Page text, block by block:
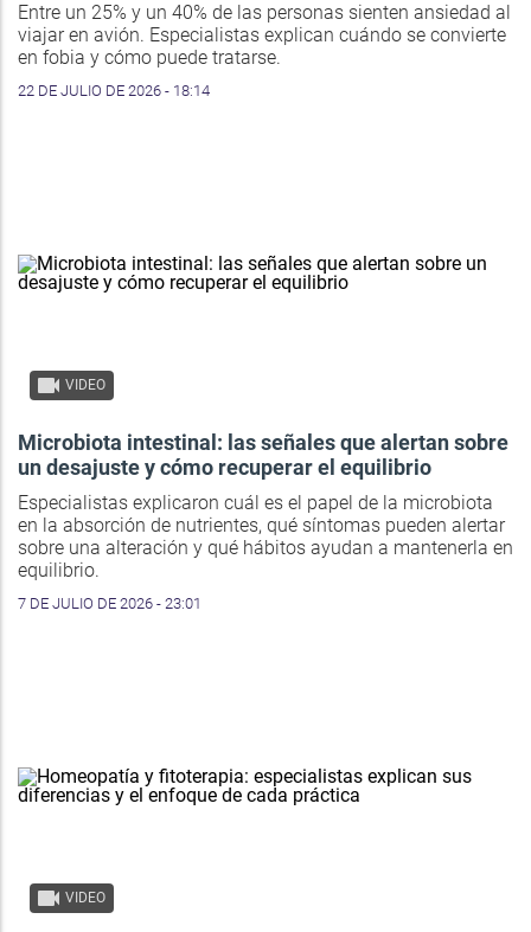
Entre un 25% y un 40% de las personas sienten ansiedad al
viajar en avión. Especialistas explican cuándo se convierte
en fobia y cómo puede tratarse.
22 DE JULIO DE 2026 - 18:14
VIDEO
Microbiota intestinal: las señales que alertan sobre
un desajuste y cómo recuperar el equilibrio
Especialistas explicaron cuál es el papel de la microbiota
en la absorción de nutrientes, qué síntomas pueden alertar
sobre una alteración y qué hábitos ayudan a mantenerla en
equilibrio.
7 DE JULIO DE 2026 - 23:01
VIDEO